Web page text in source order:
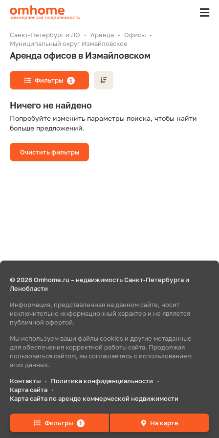
Санкт-Петербург и ЛО Аренда
Офисы
Муниципальный округ Измайловское
Аренда офисов в Измайловском
Фильтры 1
Ничего не найдено
Попробуйте изменить параметры поиска, чтобы найти
больше предложений.
Очистить фильтры
© 2026 Omhome.ru – недвижимость Санкт-Петербурга и
Ленобласти
Информация, представленная на данном сайте, носит
исключительно информационный характер и не является
публичной офертой.
Мы используем ваши файлы cookies и другие метаданные
для обеспечения корректной работы сайта. Продолжая
пользоваться сайтом, вы соглашаетесь с использованием
этих данных.
Контакты • Политика конфиденциальности •
Карта сайта •
Карта сайта по аренде коммерческой недвижимости
Фильтры 1 На карте